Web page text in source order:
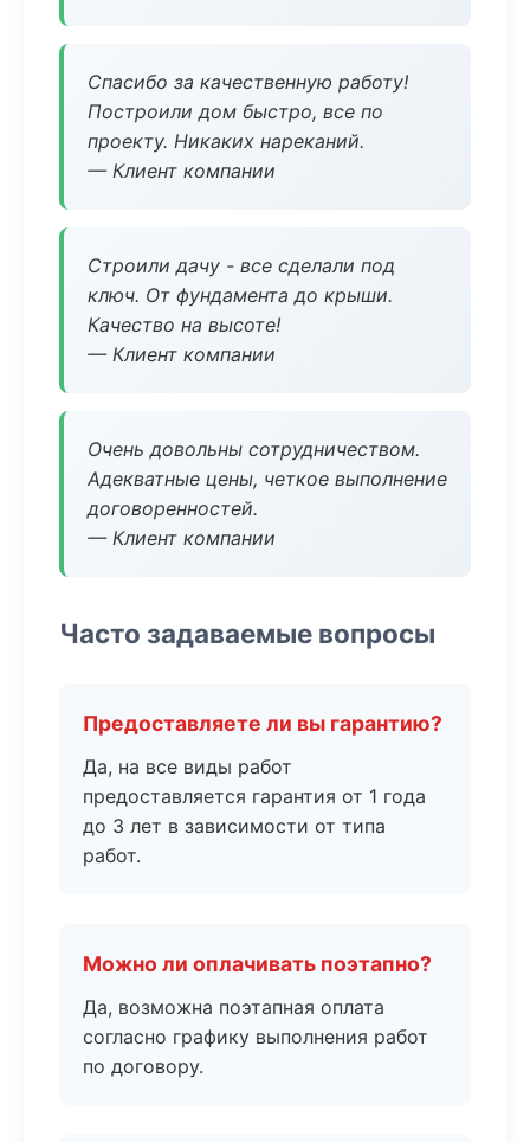
Спасибо за качественную работу!
Построили дом быстро, все по
проекту. Никаких нареканий.
— Клиент компании
Строили дачу - все сделали под
ключ. От фундамента до крыши.
Качество на высоте!
— Клиент компании
Очень довольны сотрудничеством.
Адекватные цены, четкое выполнение
договоренностей.
— Клиент компании
Часто задаваемые вопросы
Предоставляете ли вы гарантию?
Да, на все виды работ
предоставляется гарантия от 1 года
до 3 лет в зависимости от типа
работ.
Можно ли оплачивать поэтапно?
Да, возможна поэтапная оплата
согласно графику выполнения работ
по договору.